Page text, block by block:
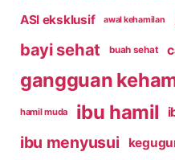
ASI eksklusif
awal kehamilan
bayi sehat buah sehat
gangguan
hamil muda ibu hamil
ibu menyusui